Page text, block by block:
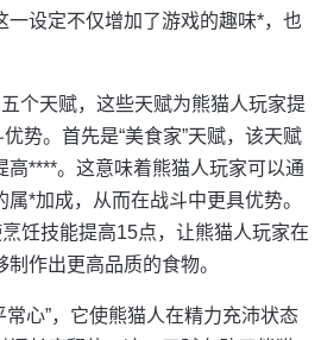
一设定不仅增加了游戏的趣味*，也
个天赋，这些天赋为熊猫人玩家提
势。首先是“美食家”天赋，该天赋
高****。这意味着熊猫人玩家可以通
*加成，从而在战斗中更具优势。
饪技能提高15点，让熊猫人玩家在
作出更高品质的食物。
常心”，它使熊猫人在精力充沛状态